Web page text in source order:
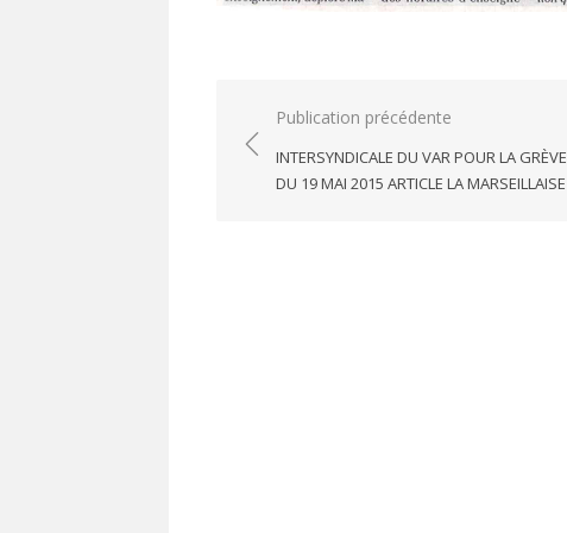
Navigation
de
l’article
Publication précédente
INTERSYNDICALE DU VAR POUR LA GRÈVE
DU 19 MAI 2015 ARTICLE LA MARSEILLAISE